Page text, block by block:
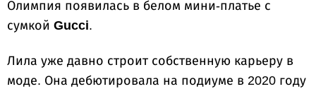
Олимпия появилась в белом мини-платье с
сумкой Gucci.
Лила уже давно строит собственную карьеру в
моде. Она дебютировала на подиуме в 2020 году